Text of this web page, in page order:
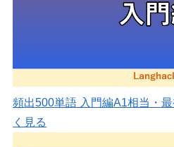
頻出500単語 入門編A1相当・
く見る